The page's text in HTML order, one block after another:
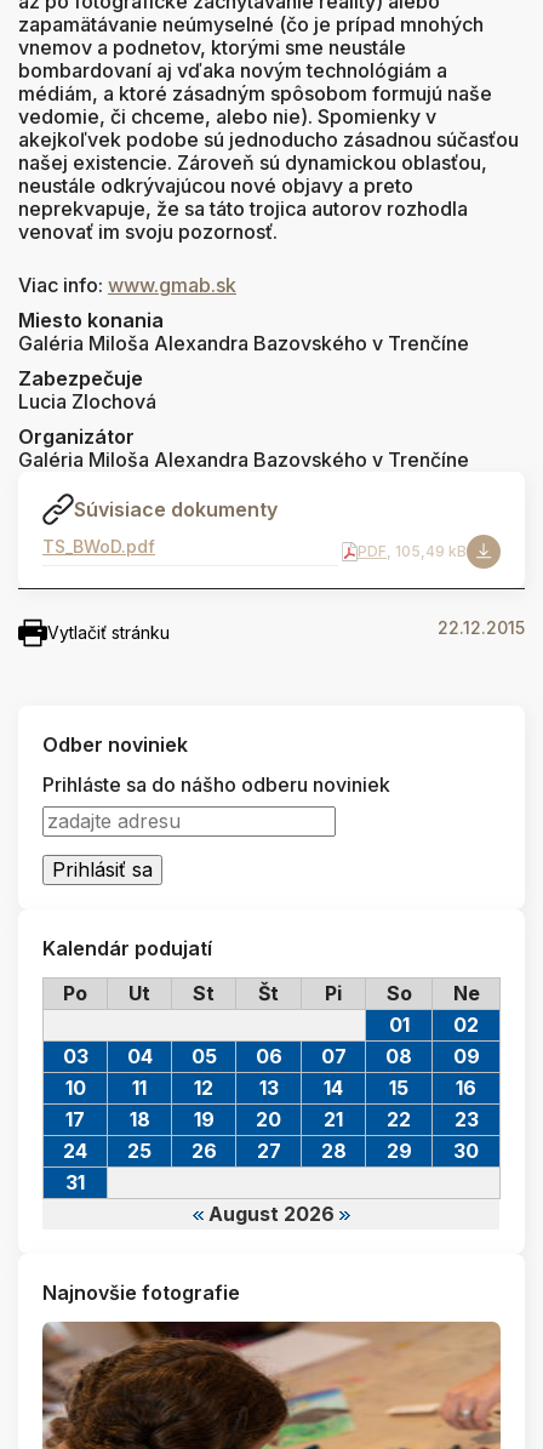
zapamätávanie neúmyselné (čo je prípad mnohých
vnemov a podnetov, ktorými sme neustále
bombardovaní aj vďaka novým technológiám a
médiám, a ktoré zásadným spôsobom formujú naše
vedomie, či chceme, alebo nie). Spomienky v
akejkoľvek podobe sú jednoducho zásadnou súčasťou
našej existencie. Zároveň sú dynamickou oblasťou,
neustále odkrývajúcou nové objavy a preto
neprekvapuje, že sa táto trojica autorov rozhodla
venovať im svoju pozornosť.
Viac info: www.gmab.sk
Miesto konania
Galéria Miloša Alexandra Bazovského v Trenčíne
Zabezpečuje
Lucia Zlochová
Organizátor
Galéria Miloša Alexandra Bazovského v Trenčíne
Súvisiace dokumenty
TS_BWoD.pdf PDF , 105,49 kB
Vytlačiť stránku 22.12.2015
Odber noviniek
Prihláste sa do nášho odberu noviniek
Kalendár podujatí
Po
Ut St Št Pi So Ne
August 2026
01
02
03
04 05 06 07 08
09
10
11 12 13 14 15
16
17
18 19 20 21 22
23
24
25 26 27 28 29
30
31
Najnovšie fotografie